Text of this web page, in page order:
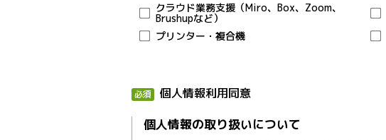
クラウド業務支援（Miro、Box、Zoom、
Brushupなど）
プリンター・複合機
個人情報利用同意
個人情報の取り扱いについて